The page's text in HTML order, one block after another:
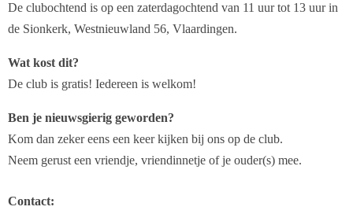
De clubochtend is op een zaterdagochtend van 11 uur tot 13 uur in
de Sionkerk, Westnieuwland 56, Vlaardingen.
Wat kost dit?
De club is gratis! Iedereen is welkom!
Ben je nieuwsgierig geworden?
Kom dan zeker eens een keer kijken bij ons op de club.
Neem gerust een vriendje, vriendinnetje of je ouder(s) mee.
Contact: